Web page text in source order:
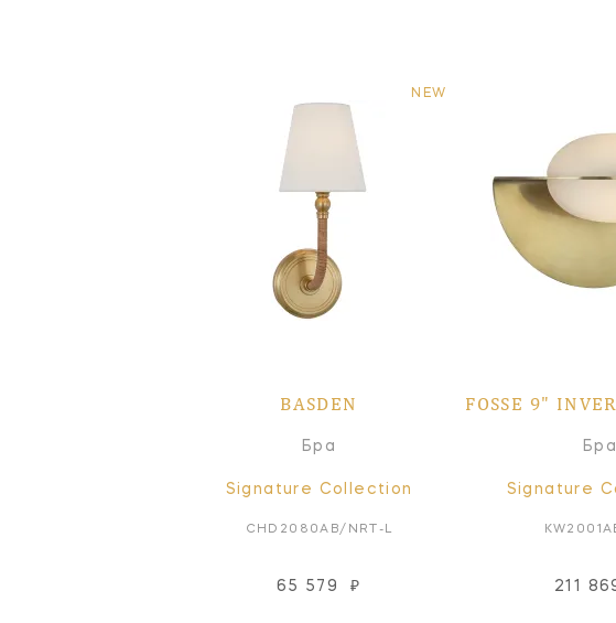
NEW
BASDEN
Бра
Signature Collection
CHD2080AB/NRT-L
65 579 ₽
FOSSE 9"
Бра
Signature
211